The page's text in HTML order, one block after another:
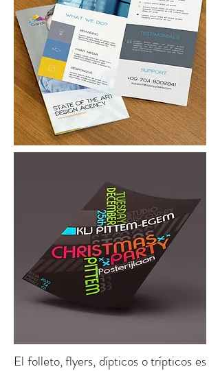
El folleto, flyers, dípticos o trípticos es